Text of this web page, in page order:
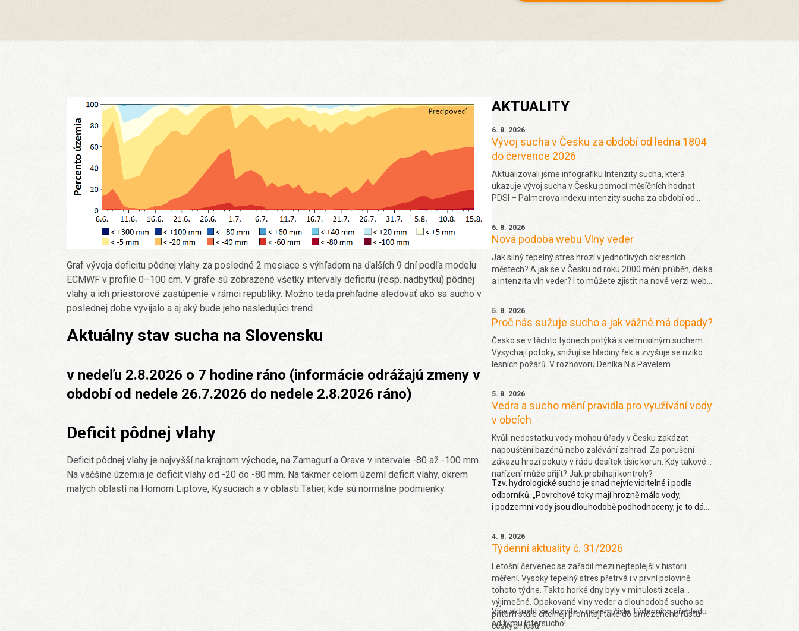
Graf vývoja deficitu pôdnej vlahy za posledné 2 mesiace s výhľadom na ďalších 9 dní podľa modelu
ECMWF v profile 0–100 cm. V grafe sú zobrazené všetky intervaly deficitu (resp. nadbytku) pôdnej
vlahy a ich priestorové zastúpenie v rámci republiky. Možno teda prehľadne sledovať ako sa sucho v
poslednej dobe vyvíjalo a aj aký bude jeho nasledujúci trend.
Aktuálny stav sucha na Slovensku
v nedeľu 2.8.2026 o 7 hodine ráno (informácie odrážajú zmeny v
období od nedele 26.7.2026 do nedele 2.8.2026 ráno)
Deficit pôdnej vlahy
Deficit pôdnej vlahy je najvyšší na krajnom východe, na Zamagurí a Orave v intervale -80 až -100 mm.
Na väčšine územia je deficit vlahy od -20 do -80 mm. Na takmer celom území deficit vlahy, okrem
malých oblastí na Hornom Liptove, Kysuciach a v oblasti Tatier, kde sú normálne podmienky.
AKTUALITY
6. 8. 2026
Vývoj sucha v Česku za období od ledna 1804
do července 2026
Aktualizovali jsme infografiku Intenzity sucha, která
ukazuje vývoj sucha v Česku pomocí měsíčních hodnot
PDSI – Palmerova indexu intenzity sucha za období od
6. 8. 2026
Nová podoba webu Vlny veder
Jak silný tepelný stres hrozí v jednotlivých okresních
městech? A jak se v Česku od roku 2000 mění průběh, délka
a intenzita vln veder? I to můžete zjistit na nové verzi webu
5. 8. 2026
Proč nás sužuje sucho a jak vážné má dopady?
Česko se v těchto týdnech potýká s velmi silným suchem.
Vysychají potoky, snižují se hladiny řek a zvyšuje se riziko
lesních požárů. V rozhovoru Deníka N s Pavelem
klimatická změna nebo jak závažný problém je málo vody
v řekách. Vícezde.
5. 8. 2026
Vedra a sucho mění pravidla pro využívání vody
v obcích
Kvůli nedostatku vody mohou úřady v Česku zakázat
napouštění bazénů nebo zalévání zahrad. Za porušení
zákazu hrozí pokuty v řádu desítek tisíc korun. Kdy takové
nařízení může přijít? Jak probíhají kontroly?
Tzv. hydrologické sucho je snad nejvíc viditelné i podle
odborníků. „Povrchové toky mají hrozně málo vody,
i podzemní vody jsou dlouhodobě podhodnoceny, je to dáno
denik.cz
zde.
4. 8. 2026
Týdenní aktuality č. 31/2026
Letošní červenec se zařadil mezi nejteplejší v historii
měření. Vysoký tepelný stres přetrvá i v první polovině
tohoto týdne. Takto horké dny byly v minulosti zcela
výjimečné. Opakované vlny veder a dlouhodobé sucho se
přitom stále citelněji promítají také do omezeného růstu
českých lesů.
Více aktualit se dozvíte v novém čísle Týdenního přehledu
od týmu Intersucho!